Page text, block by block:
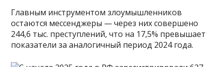
Главным инструментом злоумышленников
остаются мессенджеры — через них совершено
244,6 тыс. преступлений, что на 17,5% превышает
показатели за аналогичный период 2024 года.